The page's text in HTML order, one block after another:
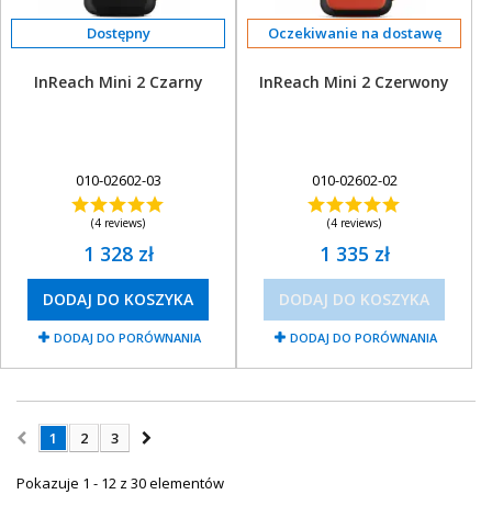
InReach Mini 2 Czarny
010-02602-03
(4 reviews)
1 328 zł
DODAJ DO KOSZYKA
DODAJ DO PORÓWNANIA
Oczekiwanie na dostawę
InReach Mini 2 Czerwony
010-02602-02
(4 reviews)
1 335 zł
DODAJ DO KOSZYKA
DODAJ DO PORÓWNANIA
1 2 3
Pokazuje 1 - 12 z 30 elementów